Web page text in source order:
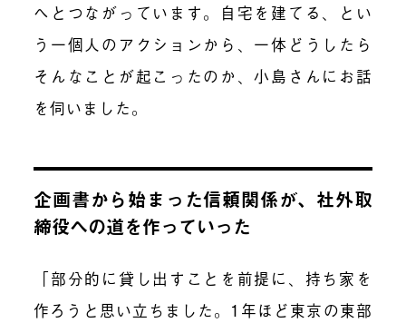
へとつながっています。自宅を建てる、とい
う一個人のアクションから、一体どうしたら
そんなことが起こったのか、小島さんにお話
を伺いました。
企画書から始まった信頼関係が、社外取
締役への道を作っていった
「部分的に貸し出すことを前提に、持ち家を
作ろうと思い立ちました。1年ほど東京の東部